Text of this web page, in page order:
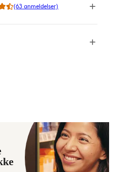
(63 anmeldelser)